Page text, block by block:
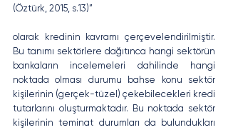
(Öztürk, 2015, s.13)”
olarak kredinin kavramı çerçevelendirilmiştir.
Bu tanımı sektörlere dağıtınca hangi sektörün
bankaların incelemeleri dahilinde hangi
noktada olması durumu bahse konu sektör
kişilerinin (gerçek-tüzel) çekebilecekleri kredi
tutarlarını oluşturmaktadır. Bu noktada sektör
kişilerinin teminat durumları da bulundukları